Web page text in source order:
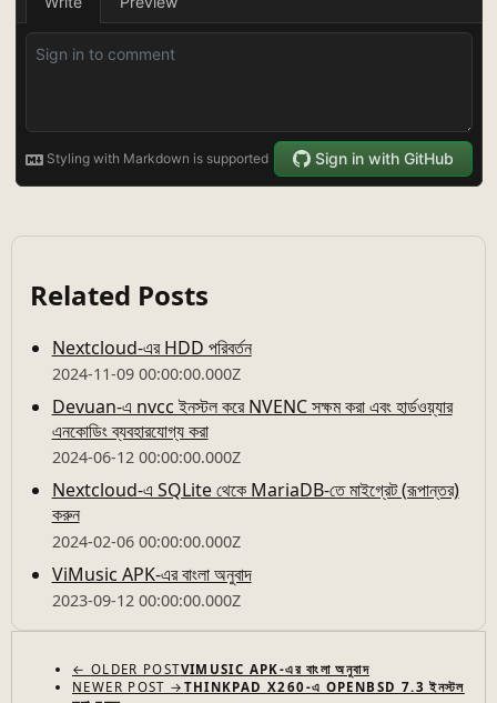
Related Posts
Nextcloud-এর HDD পরিবর্তন
2024-11-09 00:00:00.000Z
Devuan-এ nvcc ইনস্টল করে NVENC সক্ষম করা এবং হার্ডওয়্যার
এনকোডিং ব্যবহারযোগ্য করা
2024-06-12 00:00:00.000Z
Nextcloud-এ SQLite থেকে MariaDB-তে মাইগ্রেট (রূপান্তর)
করুন
2024-02-06 00:00:00.000Z
ViMusic APK-এর বাংলা অনুবাদ
2023-09-12 00:00:00.000Z
← OLDER POSTVIMUSIC APK-এর বাংলা অনুবাদ
NEWER POST → THINKPAD X260-এ OPENBSD 7.3 ইনস্টল